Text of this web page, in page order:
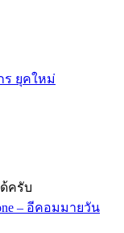
ร ยุคใหม่
ครับ